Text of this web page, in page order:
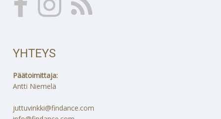
YHTEYS
Päätoimittaja:
Antti Niemelä
juttuvinkki@findance.com